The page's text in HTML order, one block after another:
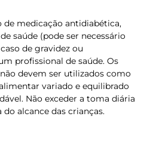
de medicação antidiabética,
saúde (pode ser necessário
de gravidez ou
profissional de saúde. Os
devem ser utilizados como
variado e equilibrado
Não exceder a toma diária
alcance das crianças.